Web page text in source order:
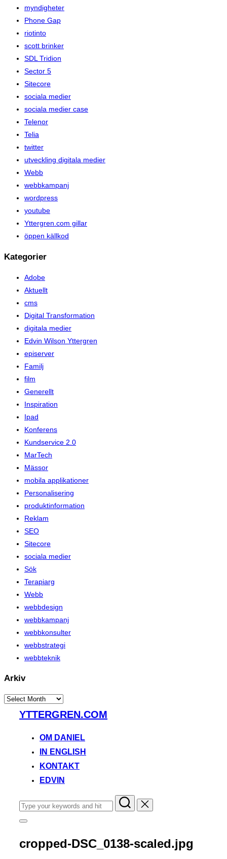
myndigheter
Phone Gap
riotinto
scott brinker
SDL Tridion
Sector 5
Sitecore
sociala medier
sociala medier case
Telenor
Telia
twitter
utveckling digitala medier
Webb
webbkampanj
wordpress
youtube
Yttergren.com gillar
öppen källkod
Kategorier
Adobe
Aktuellt
cms
Digital Transformation
digitala medier
Edvin Wilson Yttergren
episerver
Familj
film
Generellt
Inspiration
Ipad
Konferens
Kundservice 2.0
MarTech
Mässor
mobila applikationer
Personalisering
produktinformation
Reklam
SEO
Sitecore
sociala medier
Sök
Terapiarg
Webb
webbdesign
webbkampanj
webbkonsulter
webbstrategi
webbteknik
Arkiv
Arkiv
YTTERGREN.COM
OM DANIEL
IN ENGLISH
KONTAKT
EDVIN
Search
for:
Toggle
navigation
cropped-DSC_0138-scaled.jpg